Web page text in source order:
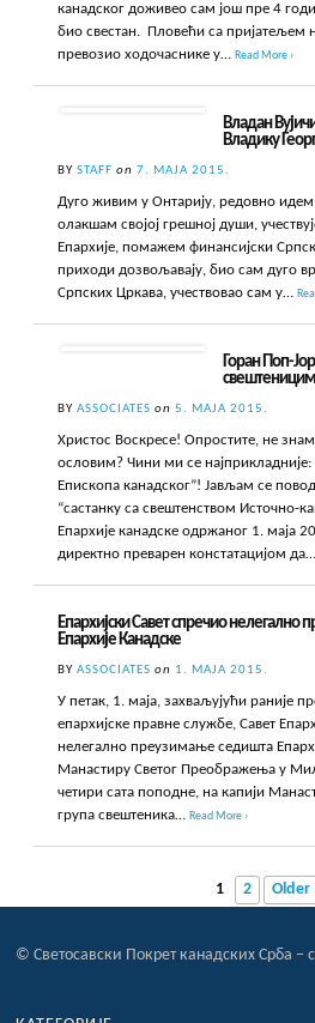
канадског доживео сам још пре 4
био свестан. Пловећи са пријатељем
превозио ходочаснике у…Read More ›
Владан
Владику
BYSTAFF on 7. МАЈА 2015.
Дуго живим у Онтарију, редовно
олакшам својој грешној души,
Епархије, помажем финансијски
приходи дозвољавају, био сам дуго
Српских Цркава, учествовао сам у…
Горан Поп-
BYASSOCIATES on 5. МАЈА 2015.
Христос Воскресе! Опростите, не
ословим? Чини ми се најприкладније:
Епископа канадског”! Јављам се
“састанку са свештенством Источно-
Епархије канадске одржаног 1. маја
директно преварен констатацијом
Епархијски Савет спречио
Епархије Канадске
BYASSOCIATES on 1. МАЈА 2015.
У петак, 1. маја, захваљујући раније
епархијске правне службе, Савет
нелегално преузимање седишта
Манастиру Светог Преображења у
четири сата поподне, на капији
група свештеника…Read More ›
1 2 Older
© Светосавски Покрет канадских Срба –